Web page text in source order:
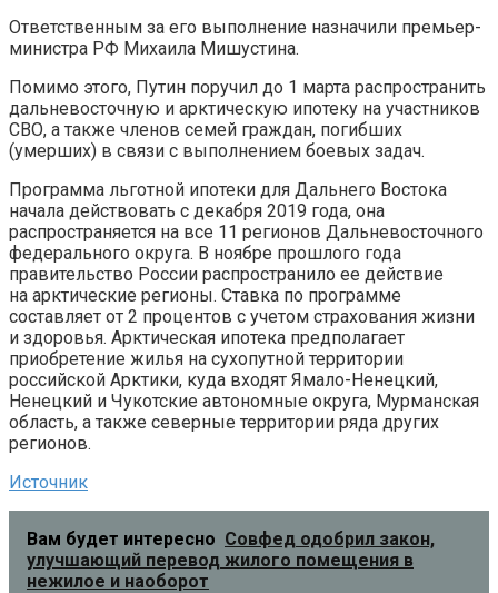
Ответственным за его выполнение назначили премьер-
министра РФ Михаила Мишустина.
Помимо этого, Путин поручил до 1 марта распространить
дальневосточную и арктическую ипотеку на участников
СВО, а также членов семей граждан, погибших
(умерших) в связи с выполнением боевых задач.
Программа льготной ипотеки для Дальнего Востока
начала действовать с декабря 2019 года, она
распространяется на все 11 регионов Дальневосточного
федерального округа. В ноябре прошлого года
правительство России распространило ее действие
на арктические регионы. Ставка по программе
составляет от 2 процентов с учетом страхования жизни
и здоровья. Арктическая ипотека предполагает
приобретение жилья на сухопутной территории
российской Арктики, куда входят Ямало-Ненецкий,
Ненецкий и Чукотские автономные округа, Мурманская
область, а также северные территории ряда других
регионов.
Источник
Вам будет интересно Совфед одобрил закон,
улучшающий перевод жилого помещения в
нежилое и наоборот